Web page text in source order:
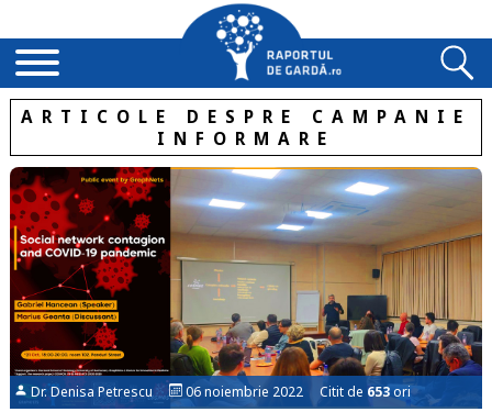
ARTICOLE DESPRE CAMPANIE
INFORMARE
Dr. Denisa Petrescu 06 noiembrie 2022 Citit de 653ori